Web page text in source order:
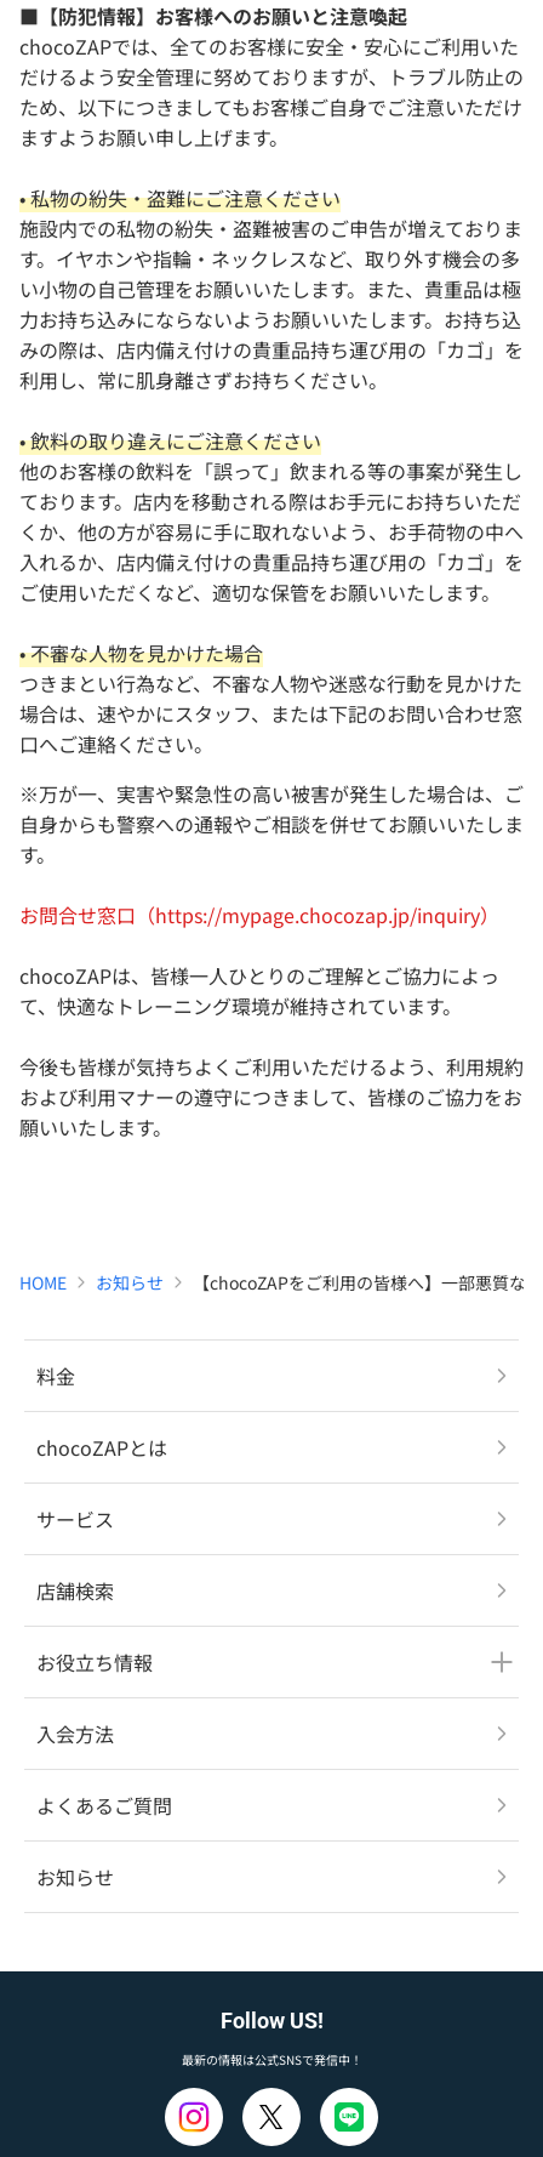
■【防犯情報】お客様へのお願いと注意喚起
chocoZAPでは、全てのお客様に安全・安心にご利用いた
だけるよう安全管理に努めておりますが、トラブル防止の
ため、以下につきましてもお客様ご自身でご注意いただけ
ますようお願い申し上げます。
• 私物の紛失・盗難にご注意ください
施設内での私物の紛失・盗難被害のご申告が増えておりま
す。イヤホンや指輪・ネックレスなど、取り外す機会の多
い小物の自己管理をお願いいたします。また、貴重品は極
力お持ち込みにならないようお願いいたします。お持ち込
みの際は、店内備え付けの貴重品持ち運び用の「カゴ」を
利用し、常に肌身離さずお持ちください。
• 飲料の取り違えにご注意ください
他のお客様の飲料を「誤って」飲まれる等の事案が発生し
ております。店内を移動される際はお手元にお持ちいただ
くか、他の方が容易に手に取れないよう、お手荷物の中へ
入れるか、店内備え付けの貴重品持ち運び用の「カゴ」を
ご使用いただくなど、適切な保管をお願いいたします。
• 不審な人物を見かけた場合
つきまとい行為など、不審な人物や迷惑な行動を見かけた
場合は、速やかにスタッフ、または下記のお問い合わせ窓
口へご連絡ください。
※万が一、実害や緊急性の高い被害が発生した場合は、ご
自身からも警察への通報やご相談を併せてお願いいたしま
す。
お問合せ窓口（https://mypage.chocozap.jp/inquiry）
chocoZAPは、皆様一人ひとりのご理解とご協力によっ
て、快適なトレーニング環境が維持されています。
今後も皆様が気持ちよくご利用いただけるよう、利用規約
および利用マナーの遵守につきまして、皆様のご協力をお
願いいたします。
HOME お知らせ 【chocoZAPをご利用の皆様へ】一部悪質
料金
chocoZAPとは
サービス
店舗検索
お役立ち情報
入会方法
よくあるご質問
お知らせ
Follow US!
最新の情報は公式SNSで発信中！